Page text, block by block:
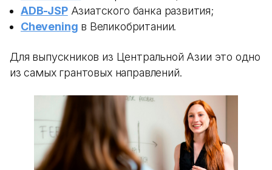
ADB-JSPАзиатского банка развития;
Chevening в Великобритании.
Для выпускников из Центральной Азии это одно
из самых грантовых направлений.